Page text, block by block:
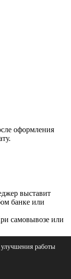
оформления
выставит
банке или
самовывозе или
бухгалтерии.
работы